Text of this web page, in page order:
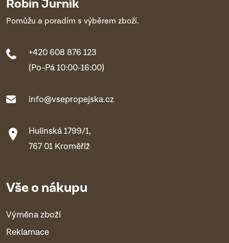
Pomůžu a poradím s výběrem zboží.
+420 608 876 123
(Po-Pá 10:00-16:00)
info@vsepropejska.cz
Hulínská 1799/1,
767 01 Kroměříž
Vše o nákupu
Výměna zboží
Reklamace